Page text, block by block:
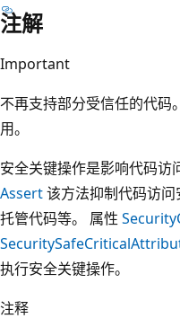
注解
Important
不再支持部分受信任的代码
用。
安全关键操作是影响代码访
Assert该方法抑制代码访
托管代码等。 属性
执行安全关键操作。
注释